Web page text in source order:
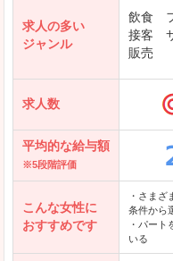
クリーデンス
テンプスタッフ
アパレル転職なび
求人の多い
ジャンル
飲食
接客
販売
求人数
平均的な給与額
※5段階評価
こんな女性に
おすすめです
・さまざ
条件から
・パート
いる